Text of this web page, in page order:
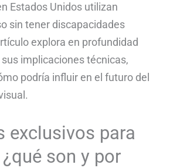
Estados Unidos utilizan
sin tener discapacidades
explora en profundidad
implicaciones técnicas,
podría influir en el futuro del
exclusivos para
son y por